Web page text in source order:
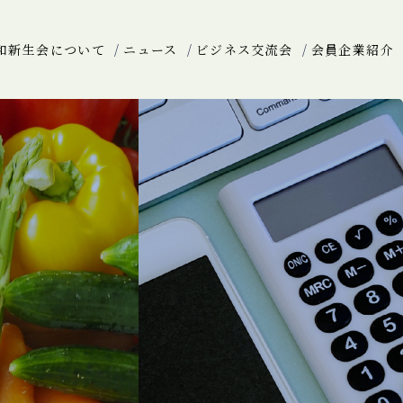
新生会について ニュース ビジネス交流会 会員企業紹介